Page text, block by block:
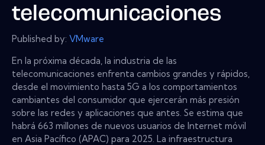
telecomunicaciones
Published by: VMware
En la próxima década, la industria de las
telecomunicaciones enfrenta cambios grandes y rápidos,
desde el movimiento hasta 5G a los comportamientos
cambiantes del consumidor que ejercerán más presión
sobre las redes y aplicaciones que antes. Se estima que
habrá 663 millones de nuevos usuarios de Internet móvil
en Asia Pacífico (APAC) para 2025. La infraestructura